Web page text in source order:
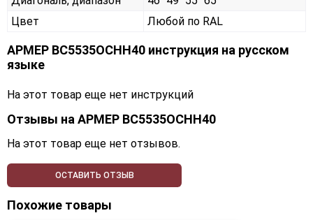
Цвет
Любой по RAL
АРМЕР ВС5535ОСНН40 инструкция на русском
языке
На этот товар еще нет инструкций
Отзывы наАРМЕР ВС5535ОСНН40
На этот товар еще нет отзывов.
ОСТАВИТЬ ОТЗЫВ
Похожие товары